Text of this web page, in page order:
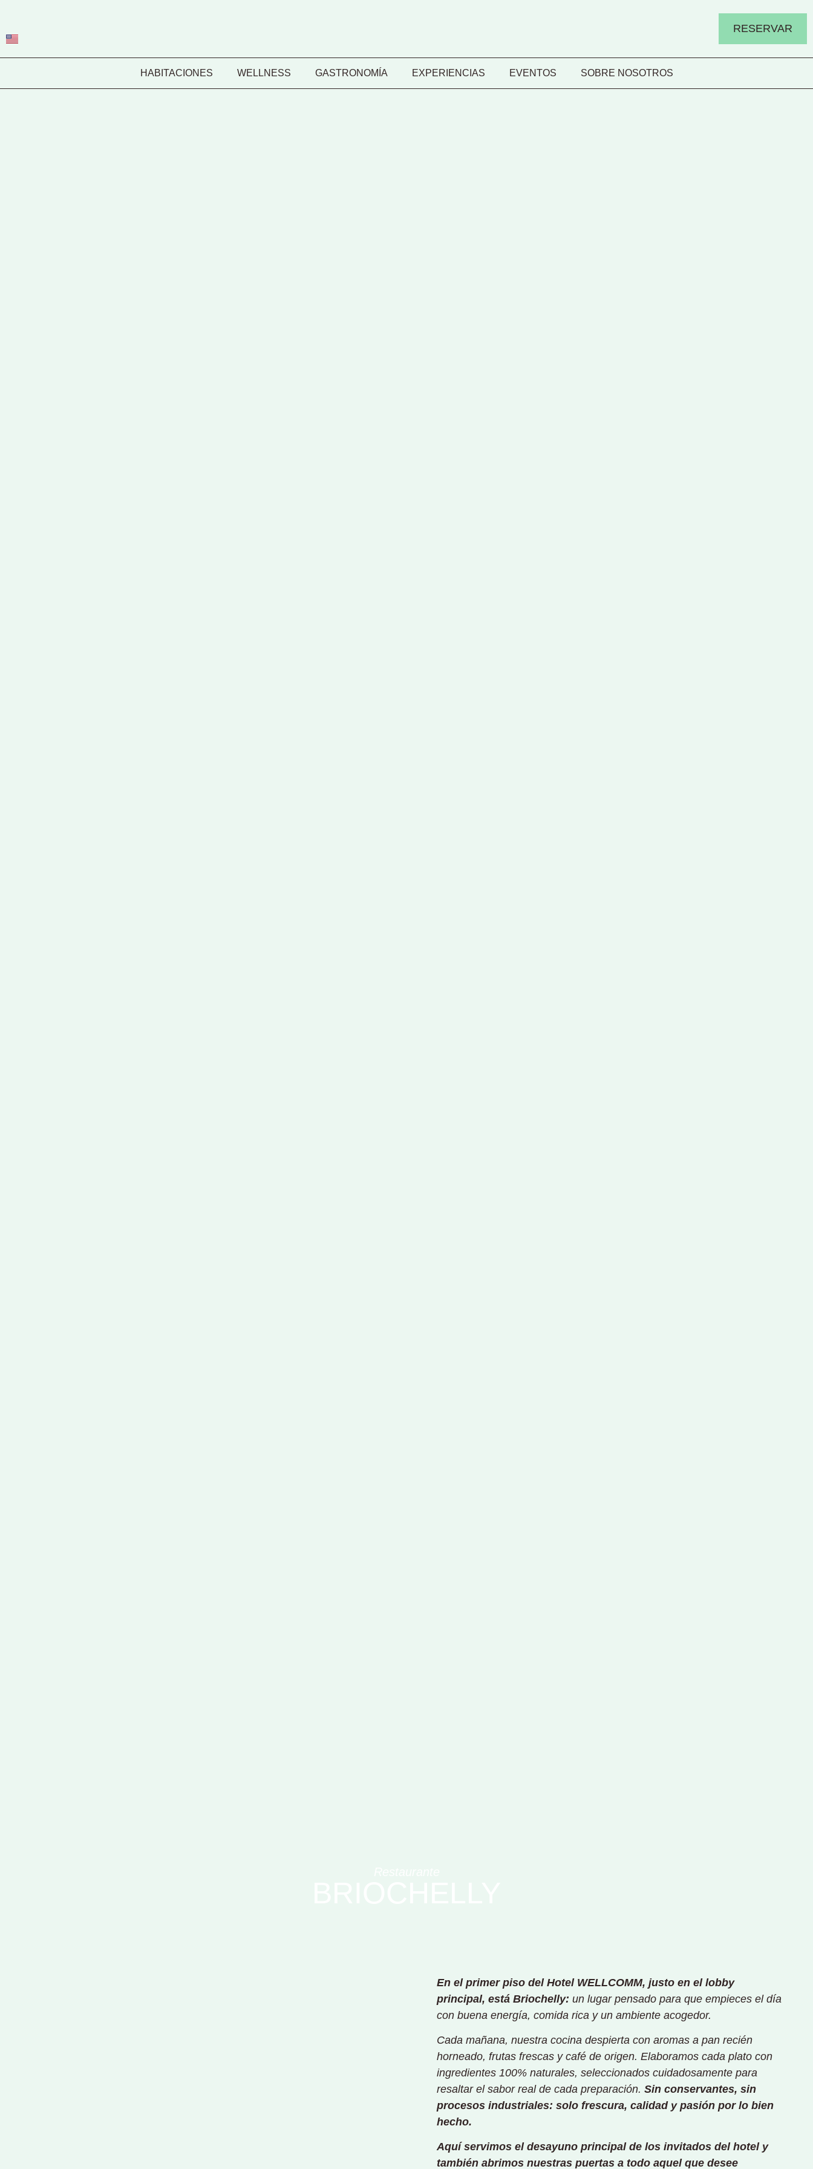
RESERVAR
HABITACIONES WELLNESS GASTRONOMÍA EXPERIENCIAS EVENTOS SOBRE NOSOTROS
En el primer piso del Hotel WELLCOMM, justo en el lobby
principal, está Briochelly: un lugar pensado para que empieces el día
con buena energía, comida rica y un ambiente acogedor.
Cada mañana, nuestra cocina despierta con aromas a pan recién
horneado, frutas frescas y café de origen. Elaboramos cada plato con
ingredientes 100% naturales, seleccionados cuidadosamente para
resaltar el sabor real de cada preparación. Sin conservantes, sin
procesos industriales: solo frescura, calidad y pasión por lo bien
hecho.
Aquí servimos el desayuno principal de los invitados del hotel y
también abrimos nuestras puertas a todo aquel que desee